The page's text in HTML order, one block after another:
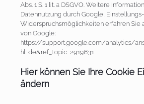
Abs. 1 S. 1 lit. a DSGVO. Weitere
Datennutzung durch Google,
Widerspruchsmöglichkeiten erfahren Sie
von Google:
https://support.google.com/analytics/
hl=de&ref_topic=2919631
Hier können Sie Ihre Cookie
ändern